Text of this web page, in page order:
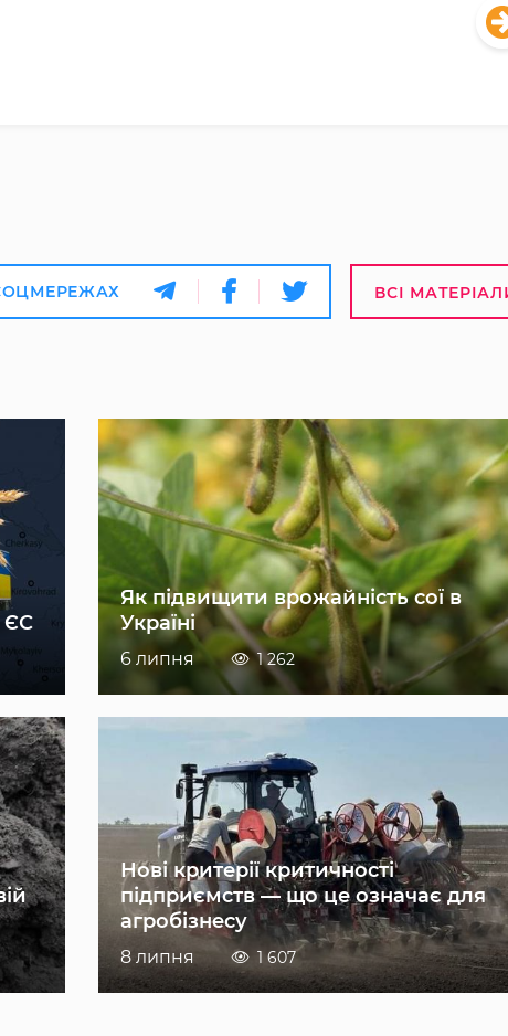
ВСІ
ЄС
Як підвищити врожайність сої в
Україні
6 липня 1 262
Нові критерії критичності
підприємств — що це означає для
агробізнесу
8 липня 1 607